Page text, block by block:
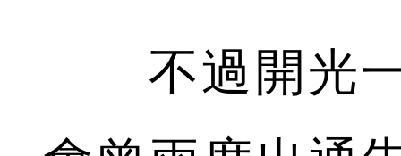
不過開光一